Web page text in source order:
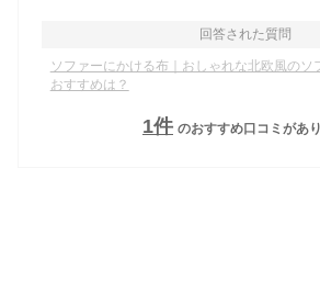
回答された質問
ソファーにかける布｜おしゃれな北欧風のソ
おすすめは？
1件 のおすすめ口コミがあ